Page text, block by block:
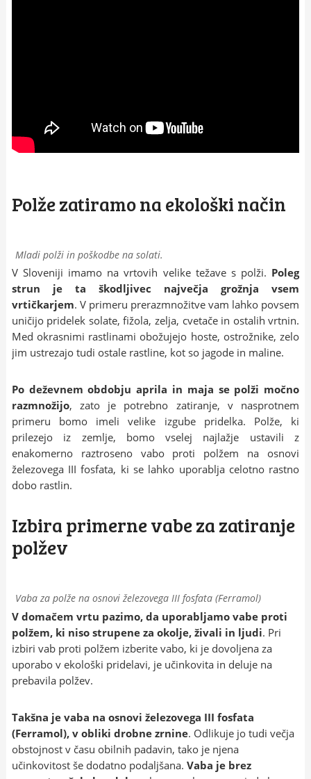
Polže zatiramo na ekološki način
Mladi polži in poškodbe na solati.
V Sloveniji imamo na vrtovih velike težave s polži. Poleg
strun je ta škodljivec največja grožnja vsem
vrtičkarjem. V primeru prerazmnožitve vam lahko povsem
uničijo pridelek solate, fižola, zelja, cvetače in ostalih vrtnin.
Med okrasnimi rastlinami obožujejo hoste, ostrožnike, zelo
jim ustrezajo tudi ostale rastline, kot so jagode in maline.
Po deževnem obdobju aprila in maja se polži močno
razmnožijo, zato je potrebno zatiranje, v nasprotnem
primeru bomo imeli velike izgube pridelka. Polže, ki
prilezejo iz zemlje, bomo vselej najlažje ustavili z
enakomerno raztroseno vabo proti polžem na osnovi
železovega III fosfata, ki se lahko uporablja celotno rastno
dobo rastlin.
Izbira primerne vabe za zatiranje
polžev
Vaba za polže na osnovi železovega III fosfata (Ferramol)
V domačem vrtu pazimo, da uporabljamo vabe proti
polžem, ki niso strupene za okolje, živali in ljudi. Pri
izbiri vab proti polžem izberite vabo, ki je dovoljena za
uporabo v ekološki pridelavi, je učinkovita in deluje na
prebavila polžev.
Takšna je vaba na osnovi železovega III fosfata
(Ferramol), v obliki drobne zrnine. Odlikuje jo tudi večja
obstojnost v času obilnih padavin, tako je njena
učinkovitost še dodatno podaljšana. Vaba je brez